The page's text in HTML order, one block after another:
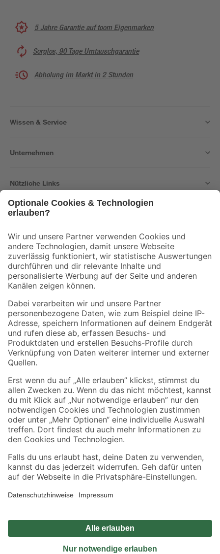
5 Jahre Garantie auf toom Eigenmarken
Sorglos, 90 Tage Umtauschgarantie
Abholung im Markt in 2 Stunden
Wissen & Service
Unternehmen
Nützliche Links
Der toom Newsletter: Keine Angebote und Aktionen mehr verpassen!
Zur Newsletter Anmeldung
Folge uns
Zahlungsarten Versandarten
Sicher einkaufen
Jetzt die toom-App herunterladen
Alle Preisangaben in EUR inkl. gesetzl. MwSt.. Die dargestellten Angebote sind unter
Umständen nicht in allen Märkten verfügbar. Die angegebenen Verfügbarkeiten beziehen
Produkte nur solange der Vorrat reicht.
*Paketversand ab 59 € versandkostenfrei, gilt nicht für Artikel mit Speditionsversand, hier
Privatsphäre Impressum
Nutzungsbedingungen
Widerrufsrecht
Vertrag widerrufen